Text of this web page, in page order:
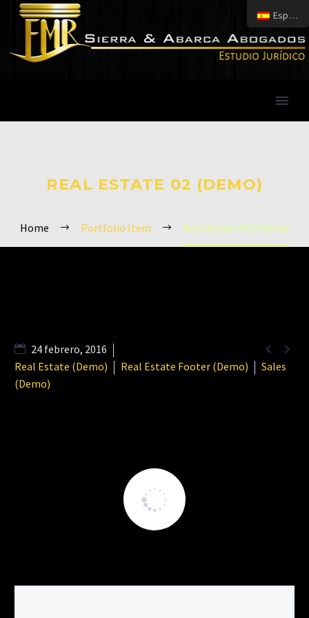
REAL ESTATE 02 (DEMO)
Home Portfolio Item Real Estate 02 (Demo)
 
24 febrero, 2016
Real Estate (Demo)
Real Estate Footer (Demo)
Sales
(Demo)
Español